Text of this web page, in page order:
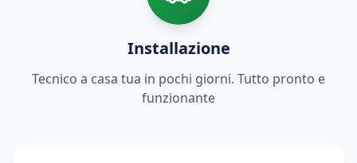
Installazione
Tecnico a casa tua in pochi giorni. Tutto pronto e
funzionante